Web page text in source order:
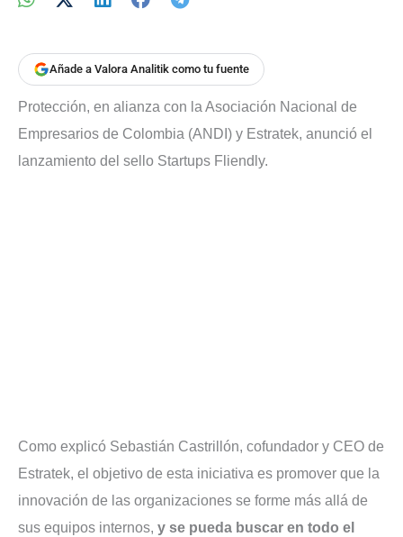
Añade a Valora Analitik como tu fuente
Protección, en alianza con la Asociación Nacional de
Empresarios de Colombia (ANDI) y Estratek, anunció el
lanzamiento del sello Startups Fliendly.
Como explicó Sebastián Castrillón, cofundador y CEO de
Estratek, el objetivo de esta iniciativa es promover que la
innovación de las organizaciones se forme más allá de
sus equipos internos, y se pueda buscar en todo el